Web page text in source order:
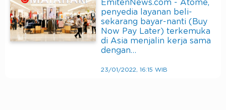
EmitenNews.com - Atome,
penyedia layanan beli-
sekarang bayar-nanti (Buy
Now Pay Later) terkemuka
di Asia menjalin kerja sama
dengan…
23/01/2022, 16:15 WIB